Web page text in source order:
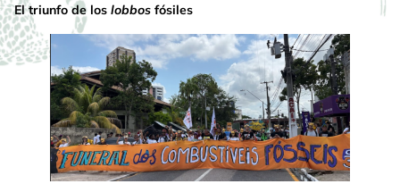
El triunfo de los lobbos fósiles